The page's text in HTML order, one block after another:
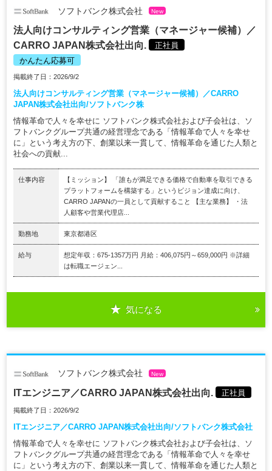
ソフトバンク株式会社 New
法人向けコンサルティング営業（マネージャー候補）／
CARRO JAPAN株式会社出向.
正社員
かんたん応募可
掲載終了日：2026/9/2
法人向けコンサルティング営業（マネージャー候補）／CARRO
JAPAN株式会社出向/ソフトバンク株
情報革命で人々を幸せに ソフトバンク株式会社および子会社は、ソ
フトバンクグループ共通の経営理念である「情報革命で人々を幸せ
に」という考え方の下、創業以来一貫して、情報革命を通じた人類と
社会への貢献...
仕事内容
【ミッション】 「誰もが満足できる価格で自動車を取引できる
プラットフォームを構築する」というビジョン達成に向け、
CARRO JAPANの一員として貢献すること 【主な業務】 ・法
人顧客や営業代理店...
勤務地 東京都港区
給与
想定年収：675-1357万円 月給：406,075円～659,000円 ※詳細
は転職エージェン...
気になる
ソフトバンク株式会社 New
ITエンジニア／CARRO JAPAN株式会社出向. 正社員
掲載終了日：2026/9/2
ITエンジニア／CARRO JAPAN株式会社出向/ソフトバンク株式会社
情報革命で人々を幸せに ソフトバンク株式会社および子会社は、ソ
フトバンクグループ共通の経営理念である「情報革命で人々を幸せ
に」という考え方の下、創業以来一貫して、情報革命を通じた人類と